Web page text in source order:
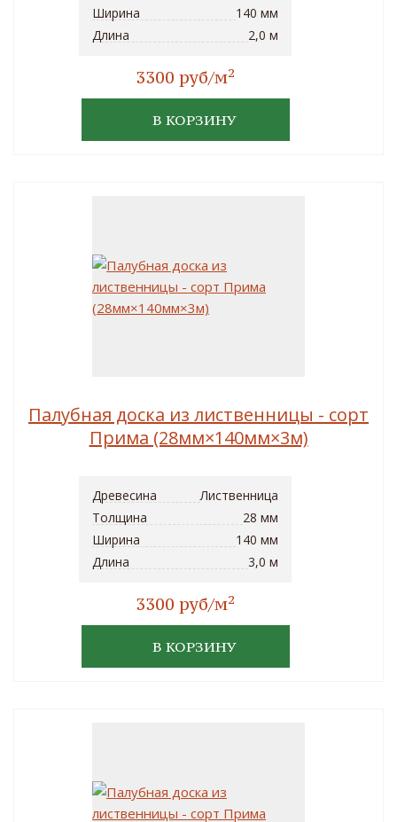
Ширина
140 мм
Длина
2,0 м
3300 руб/м2
В КОРЗИНУ
Палубная доска из лиственницы - сорт
Прима (28мм×140мм×3м)
Древесина
Лиственница
Толщина
28 мм
Ширина
140 мм
Длина
3,0 м
3300 руб/м2
В КОРЗИНУ